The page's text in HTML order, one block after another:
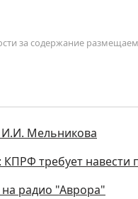
за содержание
Мельникова
требует навести
радио "Аврора"